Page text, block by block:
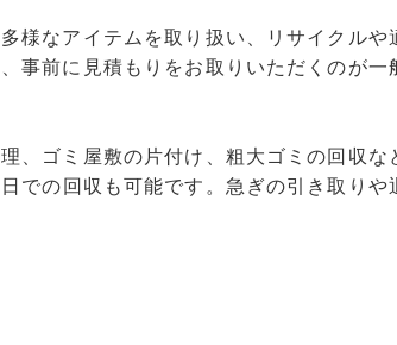
様なアイテムを取り扱い、リサイクルや
事前に見積もりをお取りいただくのが一
、ゴミ屋敷の片付け、粗大ゴミの回収な
日での回収も可能です。急ぎの引き取り